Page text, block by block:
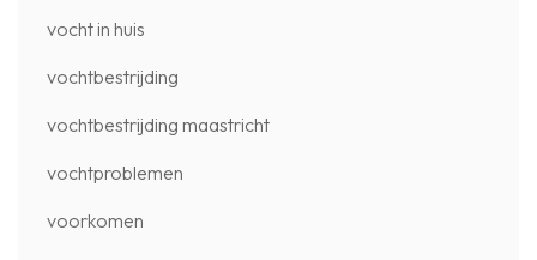
vocht in huis
vochtbestrijding
vochtbestrijding maastricht
vochtproblemen
voorkomen